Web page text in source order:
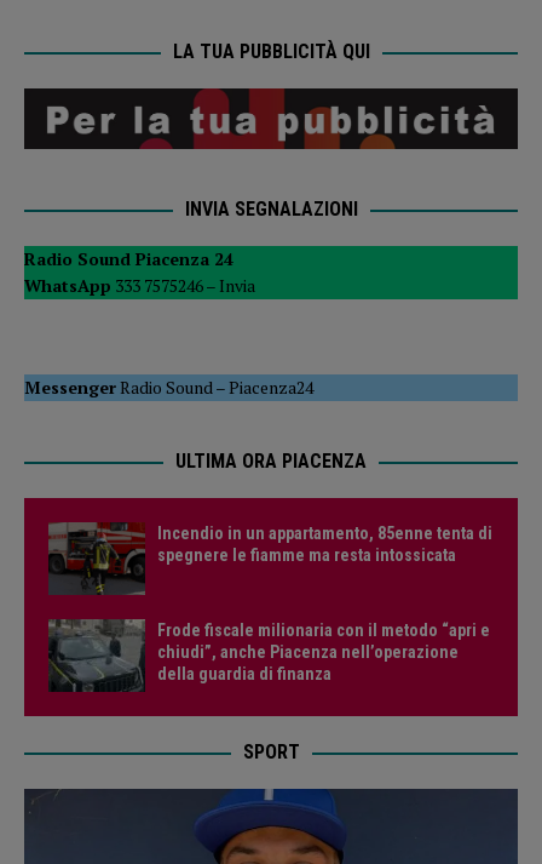
LA TUA PUBBLICITÀ QUI
INVIA SEGNALAZIONI
Radio Sound Piacenza 24
WhatsApp 333 7575246 – Invia
MessengerRadio Sound–Piacenza24
ULTIMA ORA PIACENZA
Incendio in un appartamento, 85enne tenta di
spegnere le fiamme ma resta intossicata
Frode fiscale milionaria con il metodo “apri e
chiudi”, anche Piacenza nell’operazione
della guardia di finanza
SPORT